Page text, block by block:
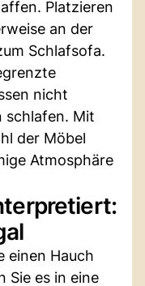
Platzieren
an der
Schlafsofa.
nicht
schlafen. Mit
der Möbel
Atmosphäre
einen Hauch
Sie es in eine